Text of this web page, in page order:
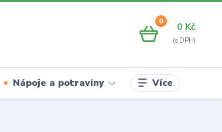
0 0 Kč
Nápoje a potraviny Více